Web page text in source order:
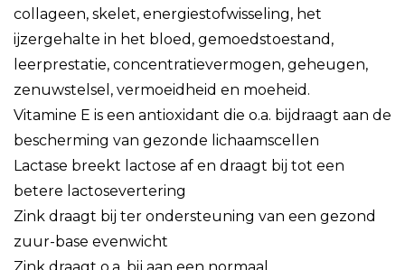
collageen, skelet, energiestofwisseling, het
ijzergehalte in het bloed, gemoedstoestand,
leerprestatie, concentratievermogen, geheugen,
zenuwstelsel, vermoeidheid en moeheid.
Vitamine E is een antioxidant die o.a. bijdraagt aan de
bescherming van gezonde lichaamscellen
Lactase breekt lactose af en draagt bij tot een
betere lactosevertering
Zink draagt bij ter ondersteuning van een gezond
zuur-base evenwicht